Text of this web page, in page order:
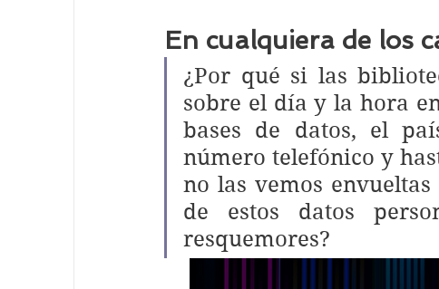
En cualquiera de los
¿Por qué si las
sobre el día y la hora
bases de datos, el
número telefónico y
no las vemos
de estos datos
resquemores?